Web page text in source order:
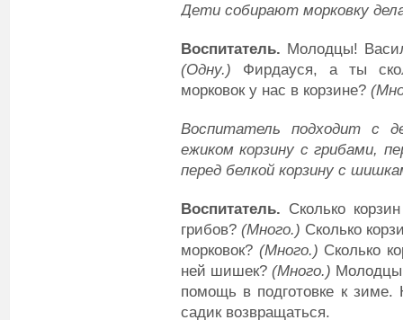
Дети собирают морковку
Воспитатель. Молодцы!
(Одну.) Фирдауся, а ты
морковок у нас в корзине? (М
Воспитатель подходит с
ежиком корзину с грибами,
перед белкой корзину с
Воспитатель. Сколько
грибов? (Много.) Сколько
морковок? (Много.) Сколько
ней шишек?(Много.)
помощь в подготовке к
садик возвращаться.